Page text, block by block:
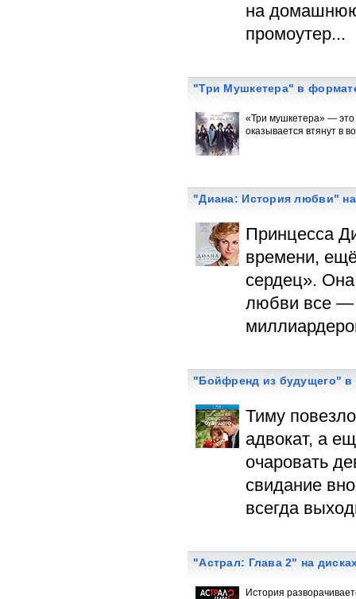
на домашнюю
промоутер...
"Три Мушкетера" в
«Три мушкетера» — это
оказывается втянут в
"Диана: История любви"
Принцесса
времени,
сердец».
любви все —
"Бойфренд из будущего" в
Тиму
адвокат, а
очаровать
свидание
всегда
"Астрал: Глава 2" на
История